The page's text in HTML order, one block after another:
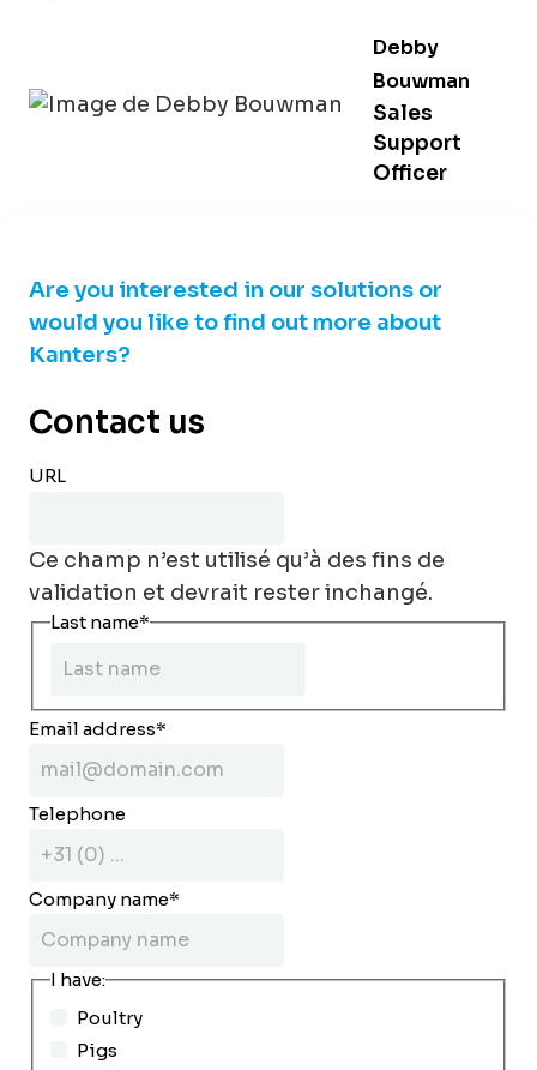
Debby
Bouwman
Sales
Support
Officer
Are you interested in our solutions or
would you like to find out more about
Kanters?
Contact us
URL
Ce champ n’est utilisé qu’à des fins de
validation et devrait rester inchangé.
Last name*
Email address*
Telephone
Company name*
I have:
Poultry
Pigs